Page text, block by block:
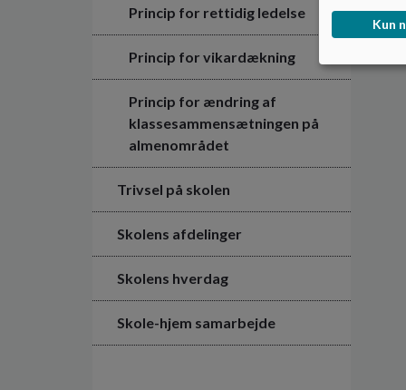
Princip for rettidig ledelse
Princip for vikardækning
Princip for ændring af
klassesammensætningen på
almenområdet
Trivsel på skolen
Skolens afdelinger
Skolens hverdag
Skole-hjem samarbejde
Kun